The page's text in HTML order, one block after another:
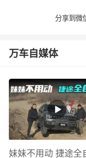
分享到微
万车自媒体
妹妹不用动 捷途全